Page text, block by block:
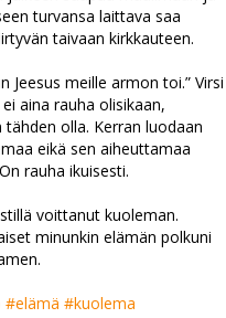
turvansa laittava saa
taivaan kirkkauteen.
Jeesus meille armon toi.” Virsi
aina rauha olisikaan,
olla. Kerran luodaan
eikä sen aiheuttamaa
rauha ikuisesti.
voittanut kuoleman.
minunkin elämän polkuni
#elämä #kuolema